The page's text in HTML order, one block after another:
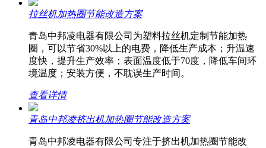
拉丝机加热圈节能改造方案
青岛中邦凌电器有限公司为塑料拉丝机定制节能加热
圈，可以节省30%以上的电费，降低生产成本；升温速
度快，提升生产效率；表面温度低于70度，降低车间环
境温度；安装方便，不耽误生产时间。
查看详情
青岛中邦凌挤出机加热圈节能改造方案
青岛中邦凌电器有限公司专注于挤出机加热圈节能改